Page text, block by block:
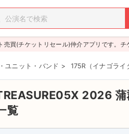
売買(チケットリセール)仲介アプリです。
ユニット・バンド > 175R（イナゴライ
2026 蒲
覧